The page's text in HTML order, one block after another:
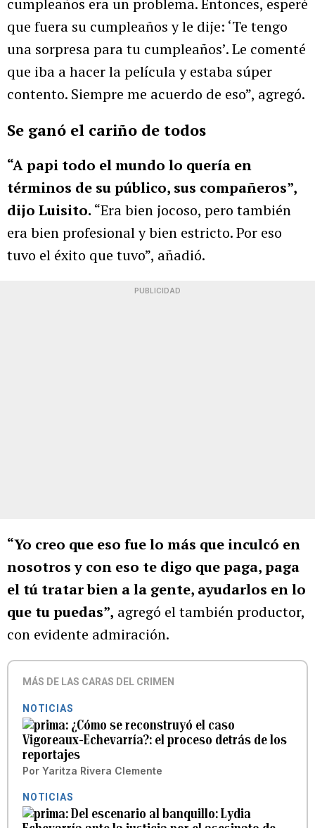
que fuera su cumpleaños y le dije: ‘Te tengo
una sorpresa para tu cumpleaños’. Le comenté
que iba a hacer la película y estaba súper
contento. Siempre me acuerdo de eso”, agregó.
Se ganó el cariño de todos
“A papi todo el mundo lo quería en
términos de su público, sus compañeros”,
dijo Luisito. “Era bien jocoso, pero también
era bien profesional y bien estricto. Por eso
tuvo el éxito que tuvo”, añadió.
PUBLICIDAD
“Yo creo que eso fue lo más que inculcó en
nosotros y con eso te digo que paga, paga
el tú tratar bien a la gente, ayudarlos en lo
que tu puedas”, agregó el también productor,
con evidente admiración.
MÁS DE LAS CARAS DEL CRIMEN
NOTICIAS
¿Cómo se reconstruyó el caso
Vigoreaux-Echevarría?: el proceso detrás de los
reportajes
Por Yaritza Rivera Clemente
NOTICIAS
Del escenario al banquillo: Lydia